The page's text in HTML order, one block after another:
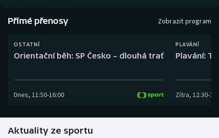
Box
Curling
Golf
Přímé přenosy Zobrazit program
OSTATNÍ
Orientační běh: SP Česko – dlouhá trať
Dnes, 11:50-16:00
PLAVÁNÍ
Plavání:
Zítra, 12:30-
Aktuality ze sportu